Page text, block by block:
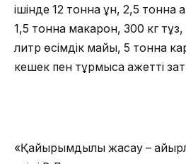
ішінде 12 тонна ұн, 2,5 тонна
1,5 тонна макарон, 300 кг
литр өсімдік майы, 5 тонна
кешек пен тұрмысқа қажетті
«Қайырымдылық жасау –